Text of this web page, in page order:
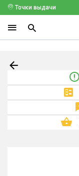
Точки выдачи